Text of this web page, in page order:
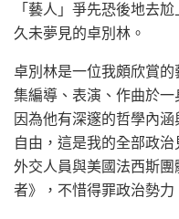
「藝人」爭先恐後地去
久未夢見的卓別林。
卓別林是一位我頗欣賞
集編導、表演、作曲於
因為他有深邃的哲學內
自由，這是我的全部政
外交人員與美國法西斯
者》，不惜得罪政治勢力